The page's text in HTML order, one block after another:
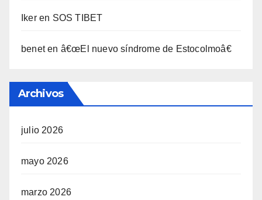
Ikeren SOS TIBET
beneten â€œEl nuevo sí­ndrome de Estocolmoâ€
Archivos
julio 2026
mayo 2026
marzo 2026